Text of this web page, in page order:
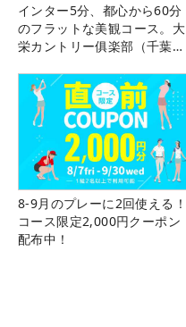
インター5分、都心から60分
のフラットな美観コース。大
栄カントリー俱楽部（千葉
8-9月のプレーに2回使える！
コース限定2,000円クーポン
配布中！